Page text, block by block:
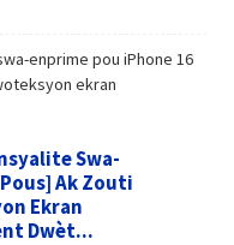
Swa-
Ak Zouti
Ekran
Dwèt...